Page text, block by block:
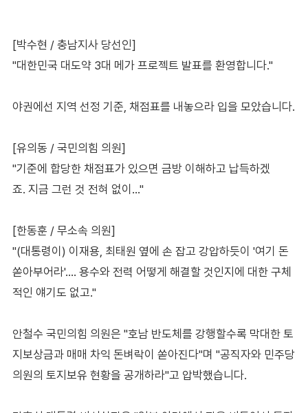
[박수현 / 충남지사 당선인]
"대한민국 대도약 3대 메가 프로젝트 발표를 환영합니다."
야권에선 지역 선정 기준, 채점표를 내놓으라 입을 모았습니다.
[유의동 / 국민의힘 의원]
"기준에 합당한 채점표가 있으면 금방 이해하고 납득하겠
죠. 지금 그런 것 전혀 없이…"
[한동훈 / 무소속 의원]
"(대통령이) 이재용, 최태원 옆에 손 잡고 강압하듯이 '여기 돈
쏟아부어라'…. 용수와 전력 어떻게 해결할 것인지에 대한 구체
적인 얘기도 없고."
안철수 국민의힘 의원은 "호남 반도체를 강행할수록 막대한 토
지보상금과 매매 차익 돈벼락이 쏟아진다"며 "공직자와 민주당
의원의 토지보유 현황을 공개하라"고 압박했습니다.